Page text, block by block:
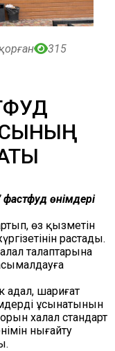
315
фастфуд өнімдері
өз қызметін
растады.
талаптарына
адал, шариғат
ұсынатынын
халал стандарт
нығайту